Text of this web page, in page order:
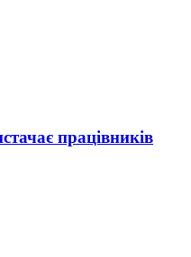
працівників